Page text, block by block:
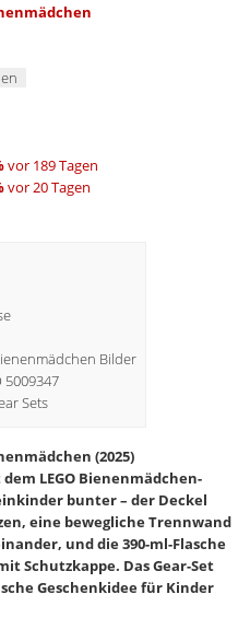
vor 189 Tagen
vor 20 Tagen
Bilder
5009347
Sets
(2025)
LEGO Bienenmädchen-
bunter – der Deckel
eine bewegliche Trennwand
und die 390-ml-Flasche
Schutzkappe. Das Gear-Set
Geschenkidee für Kinder